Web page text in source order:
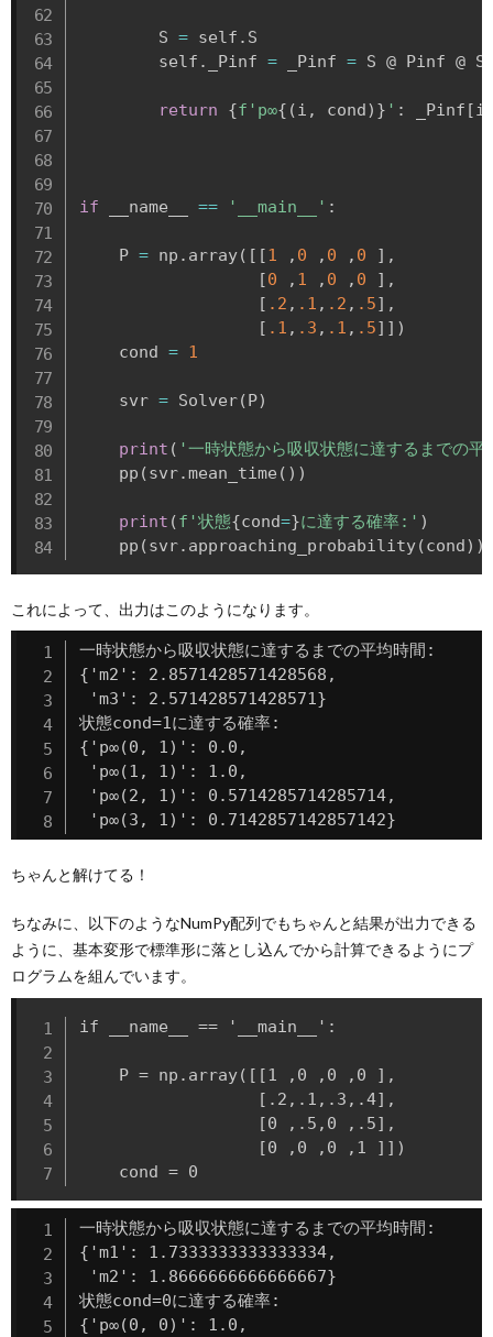
        S
= self . S
        self
. _Pinf = _Pinf = S @ Pinf @ S
return {f'p∞{ (i , cond) } ' : _Pinf [i
if __name__ == '__main__' :
    P
= np . array( [ [1 , 0 , 0 , 0 ] ,
[0 , 1 , 0 , 0 ] ,
[ .2 , .1 , .2 , .5] ,
[ .1 , .3 , .1 , .5] ] )
    cond
= 1
    svr
= Solver(P)
print ( '一時状態から吸収状態に達するまでの
    pp
(svr.mean_time ( ) )
print (f'状態{cond=}に達する確率:' )
    pp
(svr. approaching_probability(cond) )
これによって、出力はこのようになります。
一時状態から吸収状態に達するまでの平均時間:
{'m2': 2.8571428571428568,
'm3': 2.571428571428571}
状態cond=1に達する確率:
{'p∞(0, 1)': 0.0,
'p∞(1, 1)': 1.0,
'p∞(2, 1)': 0.5714285714285714,
'p∞(3, 1)': 0.7142857142857142}
ちゃんと解けてる！
ちなみに、以下のようなNumPy配列でもちゃんと結果が出力できる
ように、基本変形で標準形に落とし込んでから計算できるようにプ
ログラムを組んでいます。
if __name__ == '__main__':
    P = np.array([[1 ,0 ,0 ,0 ],
                  [.2,.1,.3,.4],
                  [0 ,.5,0 ,.5],
                  [0 ,0 ,0 ,1 ]])
一時状態から吸収状態に達するまでの平均時間:
{'m1': 1.7333333333333334,
'm2': 1.8666666666666667}
状態cond=0に達する確率:
{'p∞(0, 0)': 1.0,